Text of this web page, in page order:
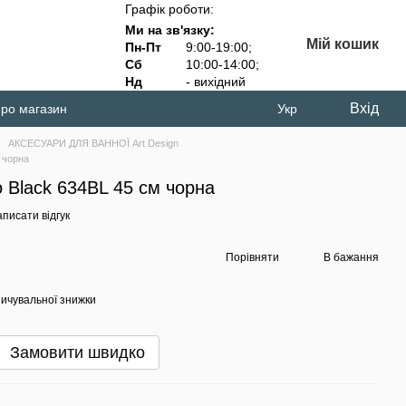
Графік роботи:
Ми на зв'язку:
Пн-Пт
9:00-19:00;
Сб
10:00-14:00;
Нд
- вихідний
Мій кошик
магазин
Укр Вхід
АКСЕСУАРИ ДЛЯ ВАННОЇ Art Design
Black 634BL 45 см чорна
відгук
Порівняти В бажання
знижки
Замовити швидко